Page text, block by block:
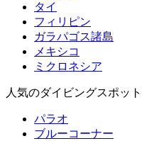
タイ
フィリピン
ガラパゴス諸島
メキシコ
ミクロネシア
人気のダイビングスポット
パラオ
ブルーコーナー